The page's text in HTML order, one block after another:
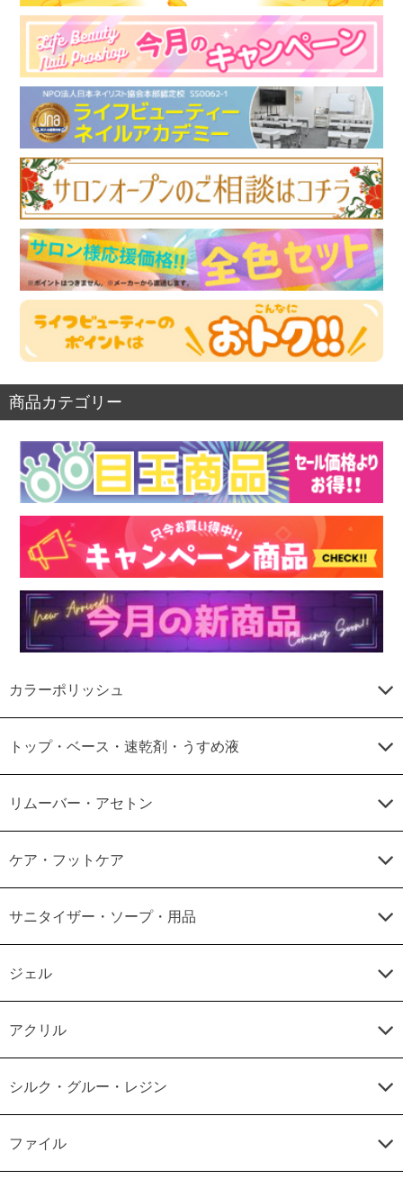
商品カテゴリー
カラーポリッシュ
トップ・ベース・速乾剤・うすめ液
リムーバー・アセトン
ケア・フットケア
サニタイザー・ソープ・用品
ジェル
アクリル
シルク・グルー・レジン
ファイル